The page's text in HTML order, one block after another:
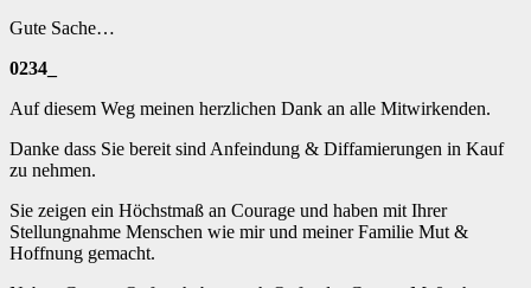
Gute Sache…
0234_
Auf diesem Weg meinen herzlichen Dank an alle Mitwirkenden.
Danke dass Sie bereit sind Anfeindung & Diffamierungen in Kauf
zu nehmen.
Sie zeigen ein Höchstmaß an Courage und haben mit Ihrer
Stellungnahme Menschen wie mir und meiner Familie Mut &
Hoffnung gemacht.